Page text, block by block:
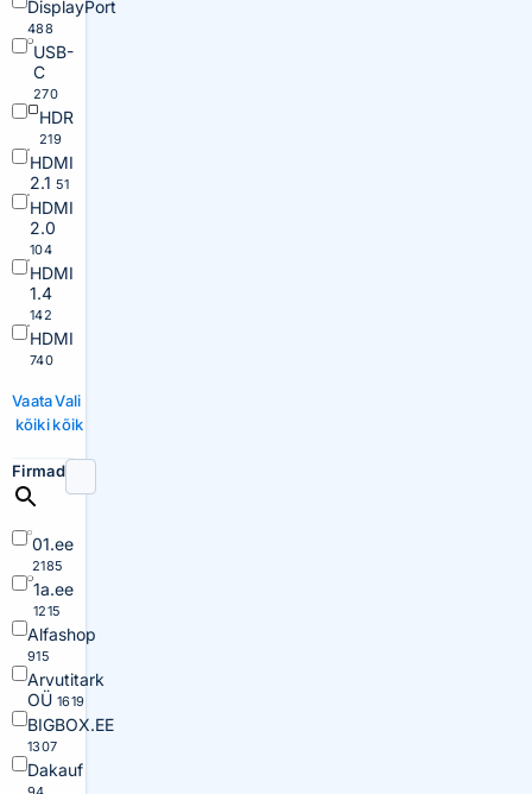
DisplayPort
488
USB-
C
270
HDR
219
HDMI
2.1 51
HDMI
2.0
104
HDMI
1.4
142
HDMI
740
Vaata
kõiki
Vali
kõik
Firmad
01.ee
2185
1a.ee
1215
Alfashop
915
Arvutitark
OÜ 1619
BIGBOX.EE
1307
Dakauf